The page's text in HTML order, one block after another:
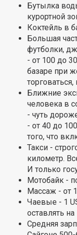
Бутылка
курортной
Коктейль в
Большая
футболки,
- от 100 до
базаре при
Ближние
человека в
- чуть
- от 40 до
того, что
Такси -
километр.
И только
Мотобайк -
Массаж - от
Чаевые - 1
оставлять на
Средняя